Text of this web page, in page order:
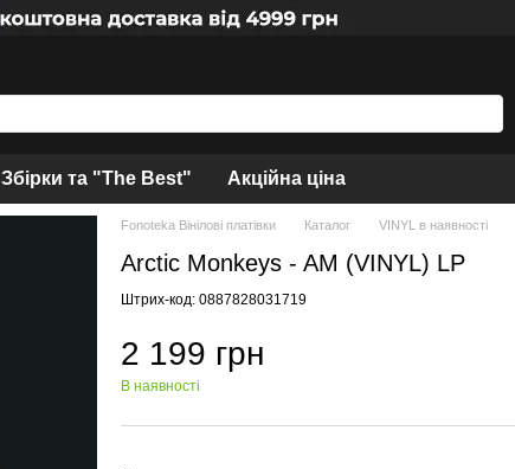
Збірки та "The Best" Акційна ціна
Fonoteka Вінілові платівки Каталог VINYL в наявності
Arctic Monkeys - AM (VINYL) LP
Штрих-код: 0887828031719
2 199 грн
В наявності